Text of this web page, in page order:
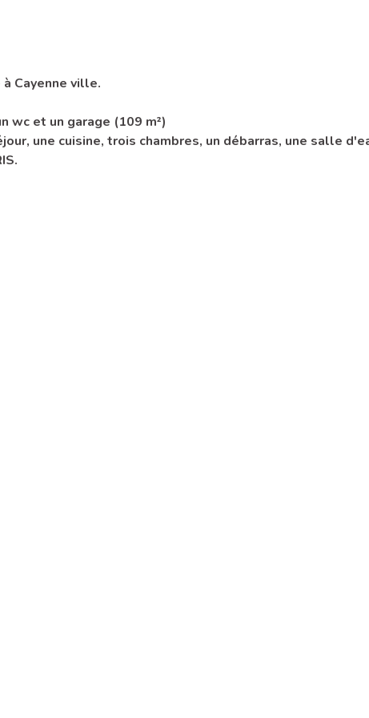
Cayenne ville.
wc et un garage (109 m²)
une cuisine, trois chambres, un débarras, une salle